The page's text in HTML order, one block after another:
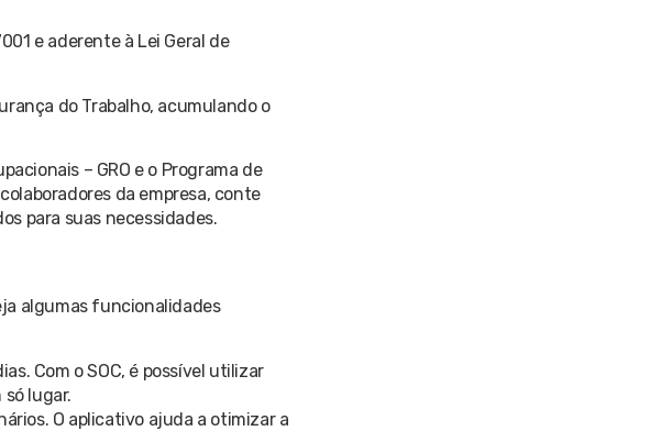
e aderente à Lei Geral de
do Trabalho, acumulando o
– GRO e o Programa de
da empresa, conte
para suas necessidades.
algumas funcionalidades
Com o SOC, é possível utilizar
lugar.
O aplicativo ajuda a otimizar a